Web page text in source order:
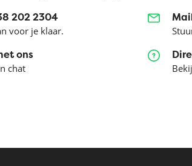
202 2304
voor je klaar.
ons
chat